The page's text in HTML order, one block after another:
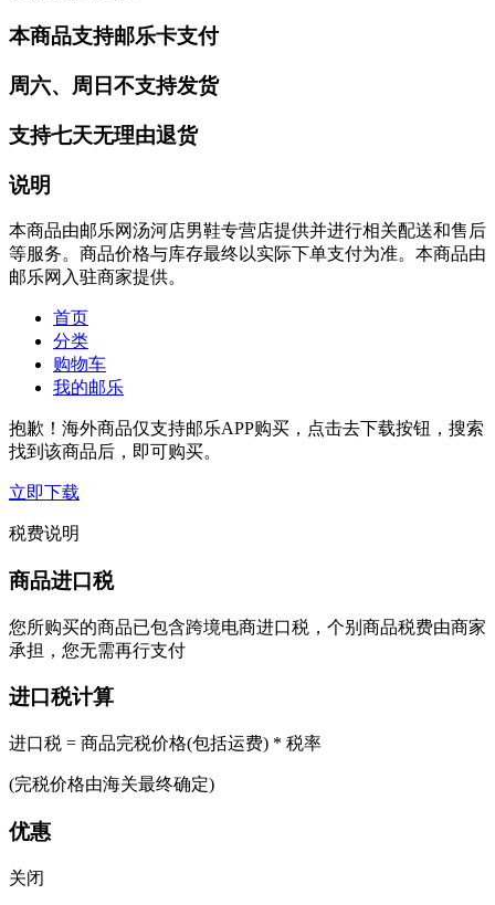
本商品支持邮乐卡支付
周六、周日不支持发货
支持七天无理由退货
说明
本商品由邮乐网汤河店男鞋专营店提供并进行相关配送和售后
等服务。商品价格与库存最终以实际下单支付为准。本商品由
邮乐网入驻商家提供。
首页
分类
购物车
我的邮乐
抱歉！海外商品仅支持邮乐APP购买，点击去下载按钮，搜索
找到该商品后，即可购买。
立即下载
税费说明
商品进口税
您所购买的商品已包含跨境电商进口税，个别商品税费由商家
承担，您无需再行支付
进口税计算
进口税 = 商品完税价格(包括运费) * 税率
(完税价格由海关最终确定)
优惠
关闭